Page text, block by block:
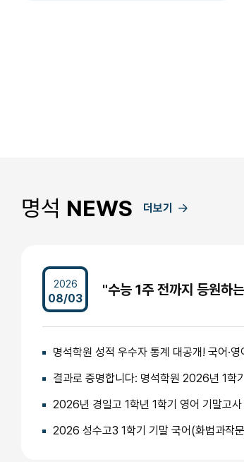
명석 NEWS 더보기
2026
08/03
명석학원 성적 우수자 통계 대공개! 국어·
결과로 증명합니다: 명석학원 2026년 1학
2026년 경일고 1학년 1학기 영어 기말고사
2026 성수고3 1학기 기말 국어(화법과작